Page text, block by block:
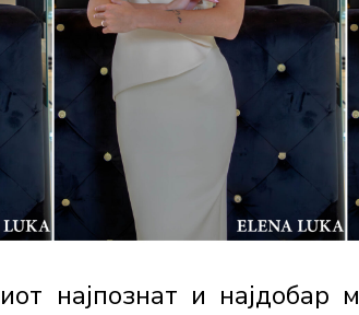
најпознат и најдобар